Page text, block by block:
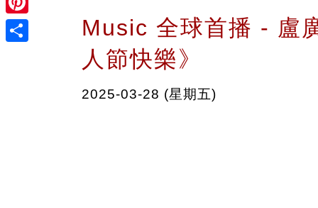
Pinterest
Music 全球首播 - 盧
人節快樂》
2025-03-28 (星期五)